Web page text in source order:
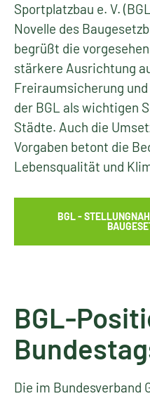
Sportplatzbau e. V.
Novelle des
begrüßt die
stärkere Ausrichtung
Freiraumsicherung
der BGL als wichtigen
Städte. Auch die
Vorgaben betont die
Lebensqualität und
BGL -
BGL-
Die im Bundesverband